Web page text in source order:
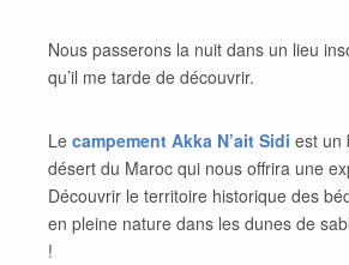
Nous passerons la nuit dans un lieu
qu’il me tarde de découvrir.
Le campement Akka N’ait Sidi est un
désert du Maroc qui nous offrira une
Découvrir le territoire historique des
en pleine nature dans les dunes de
!